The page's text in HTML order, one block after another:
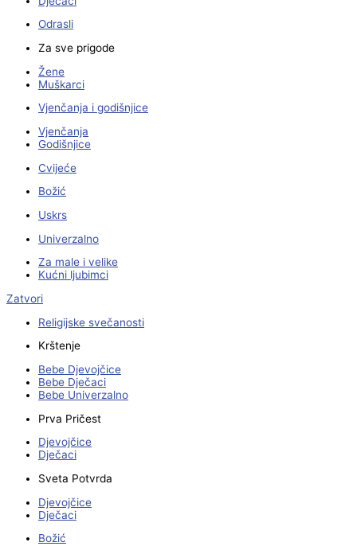
Odrasli
Za sve prigode
Žene
Muškarci
Vjenčanja i godišnjice
Vjenčanja
Godišnjice
Cvijeće
Božić
Uskrs
Univerzalno
Za male i velike
Kućni ljubimci
Zatvori
Religijske svečanosti
Krštenje
Bebe Djevojčice
Bebe Dječaci
Bebe Univerzalno
Prva Pričest
Djevojčice
Dječaci
Sveta Potvrda
Djevojčice
Dječaci
Božić